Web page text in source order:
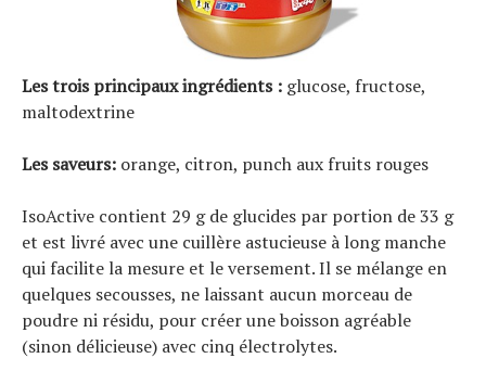
Les trois principaux ingrédients : glucose, fructose,
maltodextrine
Les saveurs: orange, citron, punch aux fruits rouges
IsoActive contient 29 g de glucides par portion de 33 g
et est livré avec une cuillère astucieuse à long manche
qui facilite la mesure et le versement. Il se mélange en
quelques secousses, ne laissant aucun morceau de
poudre ni résidu, pour créer une boisson agréable
(sinon délicieuse) avec cinq électrolytes.